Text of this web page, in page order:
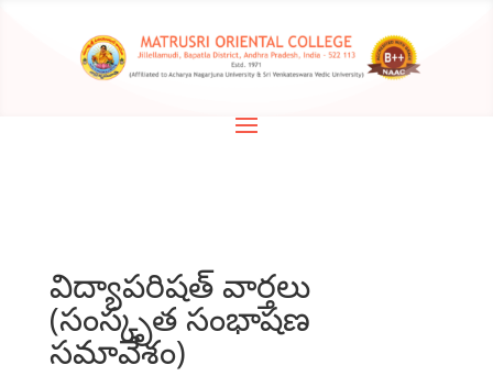
విద్యాపరిషత్ వార్తలు
(సంస్కృత సంభాషణ
సమావేశం)